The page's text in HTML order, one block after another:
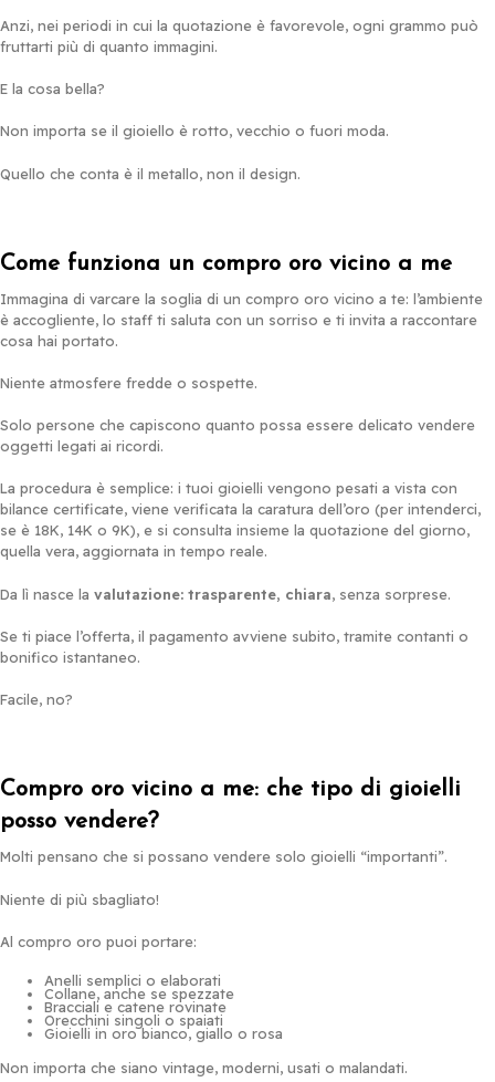
Anzi, nei periodi in cui la quotazione è favorevole, ogni grammo può
fruttarti più di quanto immagini.
E la cosa bella?
Non importa se il gioiello è rotto, vecchio o fuori moda.
Quello che conta è il metallo, non il design.
Come funziona un compro oro vicino a me
Immagina di varcare la soglia di un compro oro vicino a te: l’ambiente
è accogliente, lo staff ti saluta con un sorriso e ti invita a raccontare
cosa hai portato.
Niente atmosfere fredde o sospette.
Solo persone che capiscono quanto possa essere delicato vendere
oggetti legati ai ricordi.
La procedura è semplice: i tuoi gioielli vengono pesati a vista con
bilance certificate, viene verificata la caratura dell’oro (per intenderci,
se è 18K, 14K o 9K), e si consulta insieme la quotazione del giorno,
quella vera, aggiornata in tempo reale.
Da lì nasce la valutazione: trasparente, chiara, senza sorprese.
Se ti piace l’offerta, il pagamento avviene subito, tramite contanti o
bonifico istantaneo.
Facile, no?
Compro oro vicino a me: che tipo di gioielli
posso vendere?
Molti pensano che si possano vendere solo gioielli “importanti”.
Niente di più sbagliato!
Al compro oro puoi portare:
Anelli semplici o elaborati
Collane, anche se spezzate
Bracciali e catene rovinate
Orecchini singoli o spaiati
Gioielli in oro bianco, giallo o rosa
Non importa che siano vintage, moderni, usati o malandati.